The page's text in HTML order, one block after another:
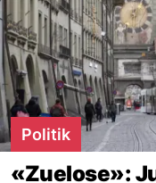
Politik
«Zuelose»: